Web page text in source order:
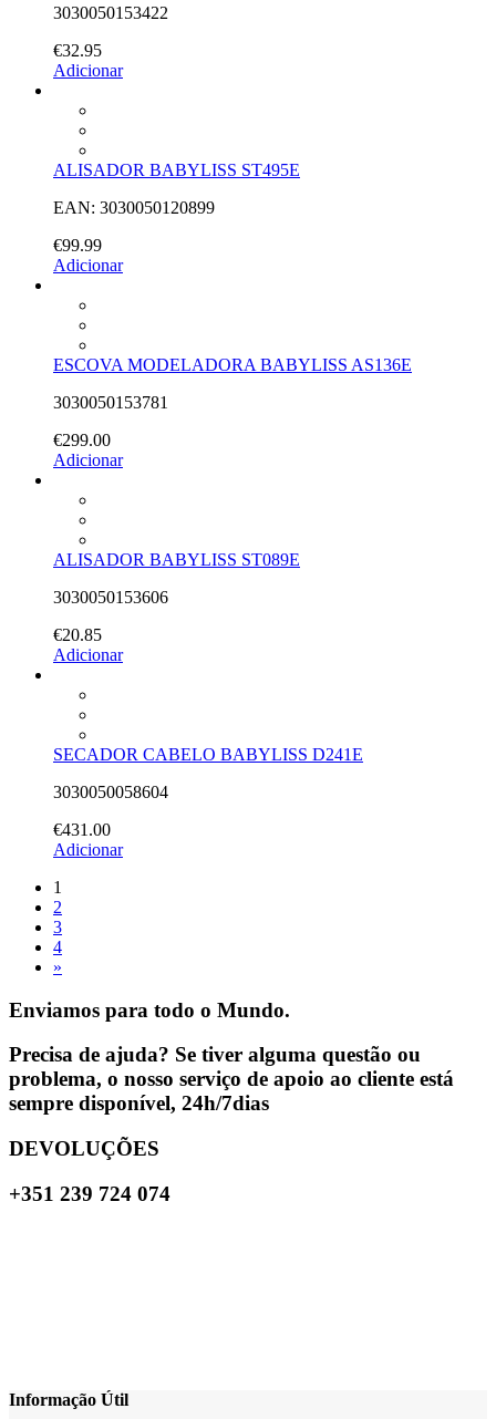
3030050153422
€32.95
Adicionar
ALISADOR BABYLISS ST495E
EAN: 3030050120899
€99.99
Adicionar
ESCOVA MODELADORA BABYLISS AS136E
3030050153781
€299.00
Adicionar
ALISADOR BABYLISS ST089E
3030050153606
€20.85
Adicionar
SECADOR CABELO BABYLISS D241E
3030050058604
€431.00
Adicionar
1
2
3
4
»
Enviamos para todo o Mundo.
Precisa de ajuda? Se tiver alguma questão ou
problema, o nosso serviço de apoio ao cliente está
sempre disponível, 24h/7dias
DEVOLUÇÕES
+351 239 724 074
Informação Útil